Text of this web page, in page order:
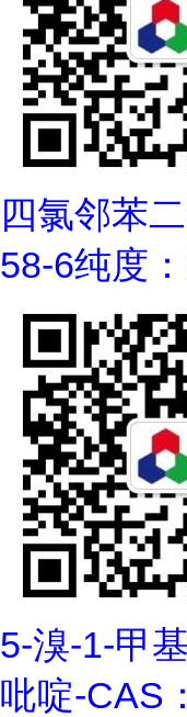
四氯邻苯
58-6纯度
5-溴-1-甲
吡啶-CAS